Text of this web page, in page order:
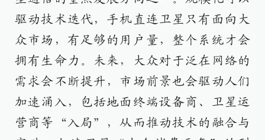
驱动技术迭代，手机直连卫星只有面向大
众市场，有足够的用户量，整个系统才会
拥有生命力。未来，大众对于泛在网络的
需求会不断提升，市场前景也会驱动人们
加速涌入，包括地面终端设备商、卫星运
营商等“入局”，从而推动技术的融合与